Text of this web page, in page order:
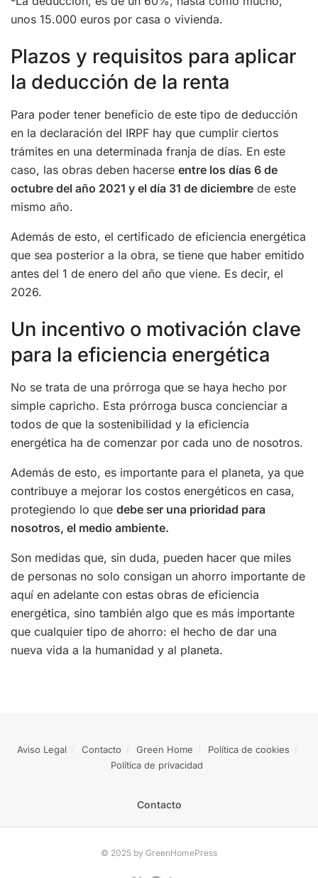
unos 15.000 euros por casa o vivienda.
Plazos y requisitos para aplicar
la deducción de la renta
Para poder tener beneficio de este tipo de deducción
en la declaración del IRPF hay que cumplir ciertos
trámites en una determinada franja de días. En este
caso, las obras deben hacerse entre los días 6 de
octubre del año 2021 y el día 31 de diciembre de este
mismo año.
Además de esto, el certificado de eficiencia energética
que sea posterior a la obra, se tiene que haber emitido
antes del 1 de enero del año que viene. Es decir, el
2026.
Un incentivo o motivación clave
para la eficiencia energética
No se trata de una prórroga que se haya hecho por
simple capricho. Esta prórroga busca concienciar a
todos de que la sostenibilidad y la eficiencia
energética ha de comenzar por cada uno de nosotros.
Además de esto, es importante para el planeta, ya que
contribuye a mejorar los costos energéticos en casa,
protegiendo lo que debe ser una prioridad para
nosotros, el medio ambiente.
Son medidas que, sin duda, pueden hacer que miles
de personas no solo consigan un ahorro importante de
aquí en adelante con estas obras de eficiencia
energética, sino también algo que es más importante
que cualquier tipo de ahorro: el hecho de dar una
nueva vida a la humanidad y al planeta.
Aviso Legal Contacto Green Home
Política de cookies
Política de privacidad
Contacto
© 2025 by GreenHomePress